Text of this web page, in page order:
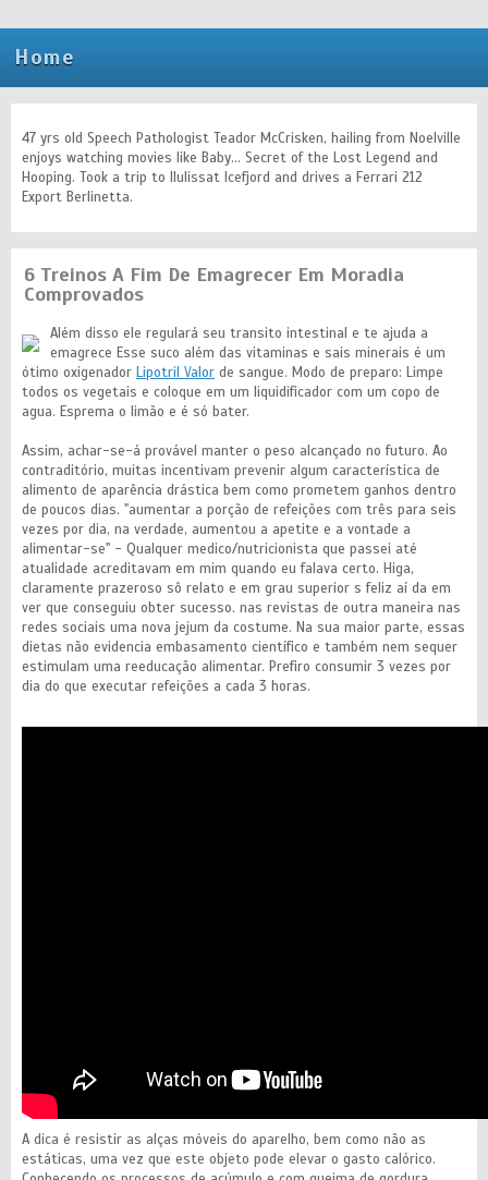
Home
47 yrs old Speech Pathologist Teador McCrisken, hailing from Noelville
enjoys watching movies like Baby... Secret of the Lost Legend and
Hooping. Took a trip to Ilulissat Icefjord and drives a Ferrari 212
Export Berlinetta.
6 Treinos A Fim De Emagrecer Em Moradia
Comprovados
Além disso ele regulará seu transito intestinal e te ajuda a
emagrece Esse suco além das vitaminas e sais minerais é um
ótimo oxigenador Lipotril Valor de sangue. Modo de preparo: Limpe
todos os vegetais e coloque em um liquidificador com um copo de
agua. Esprema o limão e é só bater.
Assim, achar-se-á provável manter o peso alcançado no futuro. Ao
contraditório, muitas incentivam prevenir algum característica de
alimento de aparência drástica bem como prometem ganhos dentro
de poucos dias. "aumentar a porção de refeições com três para seis
vezes por dia, na verdade, aumentou a apetite e a vontade a
alimentar-se" - Qualquer medico/nutricionista que passei até
atualidade acreditavam em mim quando eu falava certo. Higa,
claramente prazeroso sô relato e em grau superior s feliz aí da em
ver que conseguiu obter sucesso. nas revistas de outra maneira nas
redes sociais uma nova jejum da costume. Na sua maior parte, essas
dietas não evidencia embasamento científico e também nem sequer
estimulam uma reeducação alimentar. Prefiro consumir 3 vezes por
dia do que executar refeições a cada 3 horas.
A dica é resistir as alças móveis do aparelho, bem como não as
estáticas, uma vez que este objeto pode elevar o gasto calórico.